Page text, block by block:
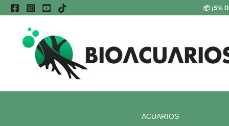
al
contenido
📦¡5%
ACUARIOS